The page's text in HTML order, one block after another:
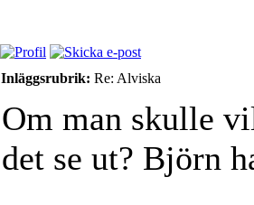
Inläggsrubrik: Re: Alviska
Om man skulle
det se ut? Björn